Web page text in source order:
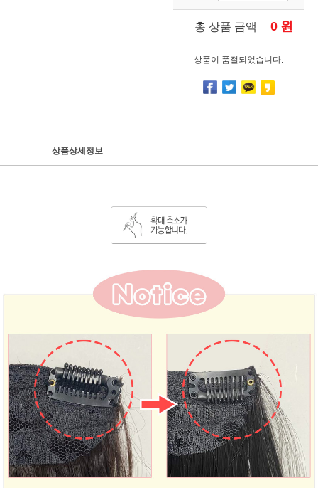
총 상품 금액 0 원
상품이 품절되었습니다.
상품상세정보